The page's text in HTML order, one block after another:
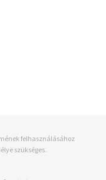
felhasználásához
szükséges.